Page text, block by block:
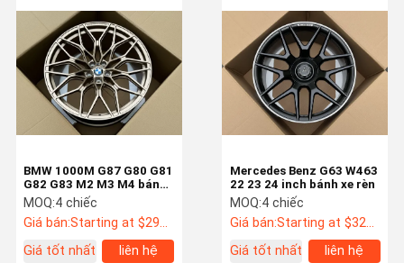
BMW 1000M G87 G80 G81
G82 G83 M2 M3 M4 bánh
xe hoàn toàn rèn
MOQ:4 chiếc
Giá bán:Starting at $295 US Dollars ea
Giá tốt nhất
liên hệ
Mercedes Benz G63 W463
22 23 24 inch bánh xe rèn
MOQ:4 chiếc
Giá bán:Starting at $320 US Dollars ea
Giá tốt nhất
liên hệ